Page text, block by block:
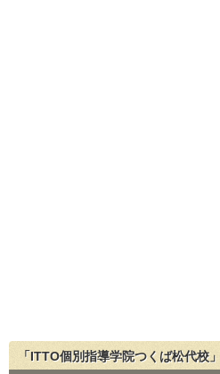
「ITTO個別指導学院つくば松代校